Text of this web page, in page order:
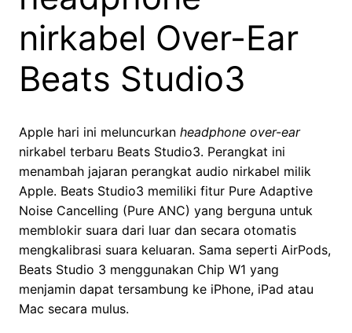
nirkabel Over-Ear
Beats Studio3
Apple hari ini meluncurkan headphone over-ear
nirkabel terbaru Beats Studio3. Perangkat ini
menambah jajaran perangkat audio nirkabel milik
Apple. Beats Studio3 memiliki fitur Pure Adaptive
Noise Cancelling (Pure ANC) yang berguna untuk
memblokir suara dari luar dan secara otomatis
mengkalibrasi suara keluaran. Sama seperti AirPods,
Beats Studio 3 menggunakan Chip W1 yang
menjamin dapat tersambung ke iPhone, iPad atau
Mac secara mulus.